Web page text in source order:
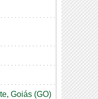
Goiás (GO)